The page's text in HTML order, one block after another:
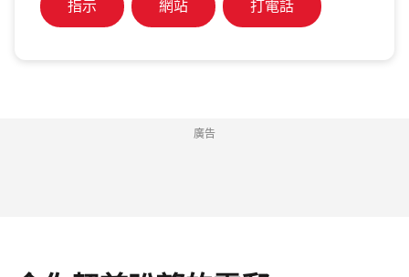
指示 網站 打電話
廣告